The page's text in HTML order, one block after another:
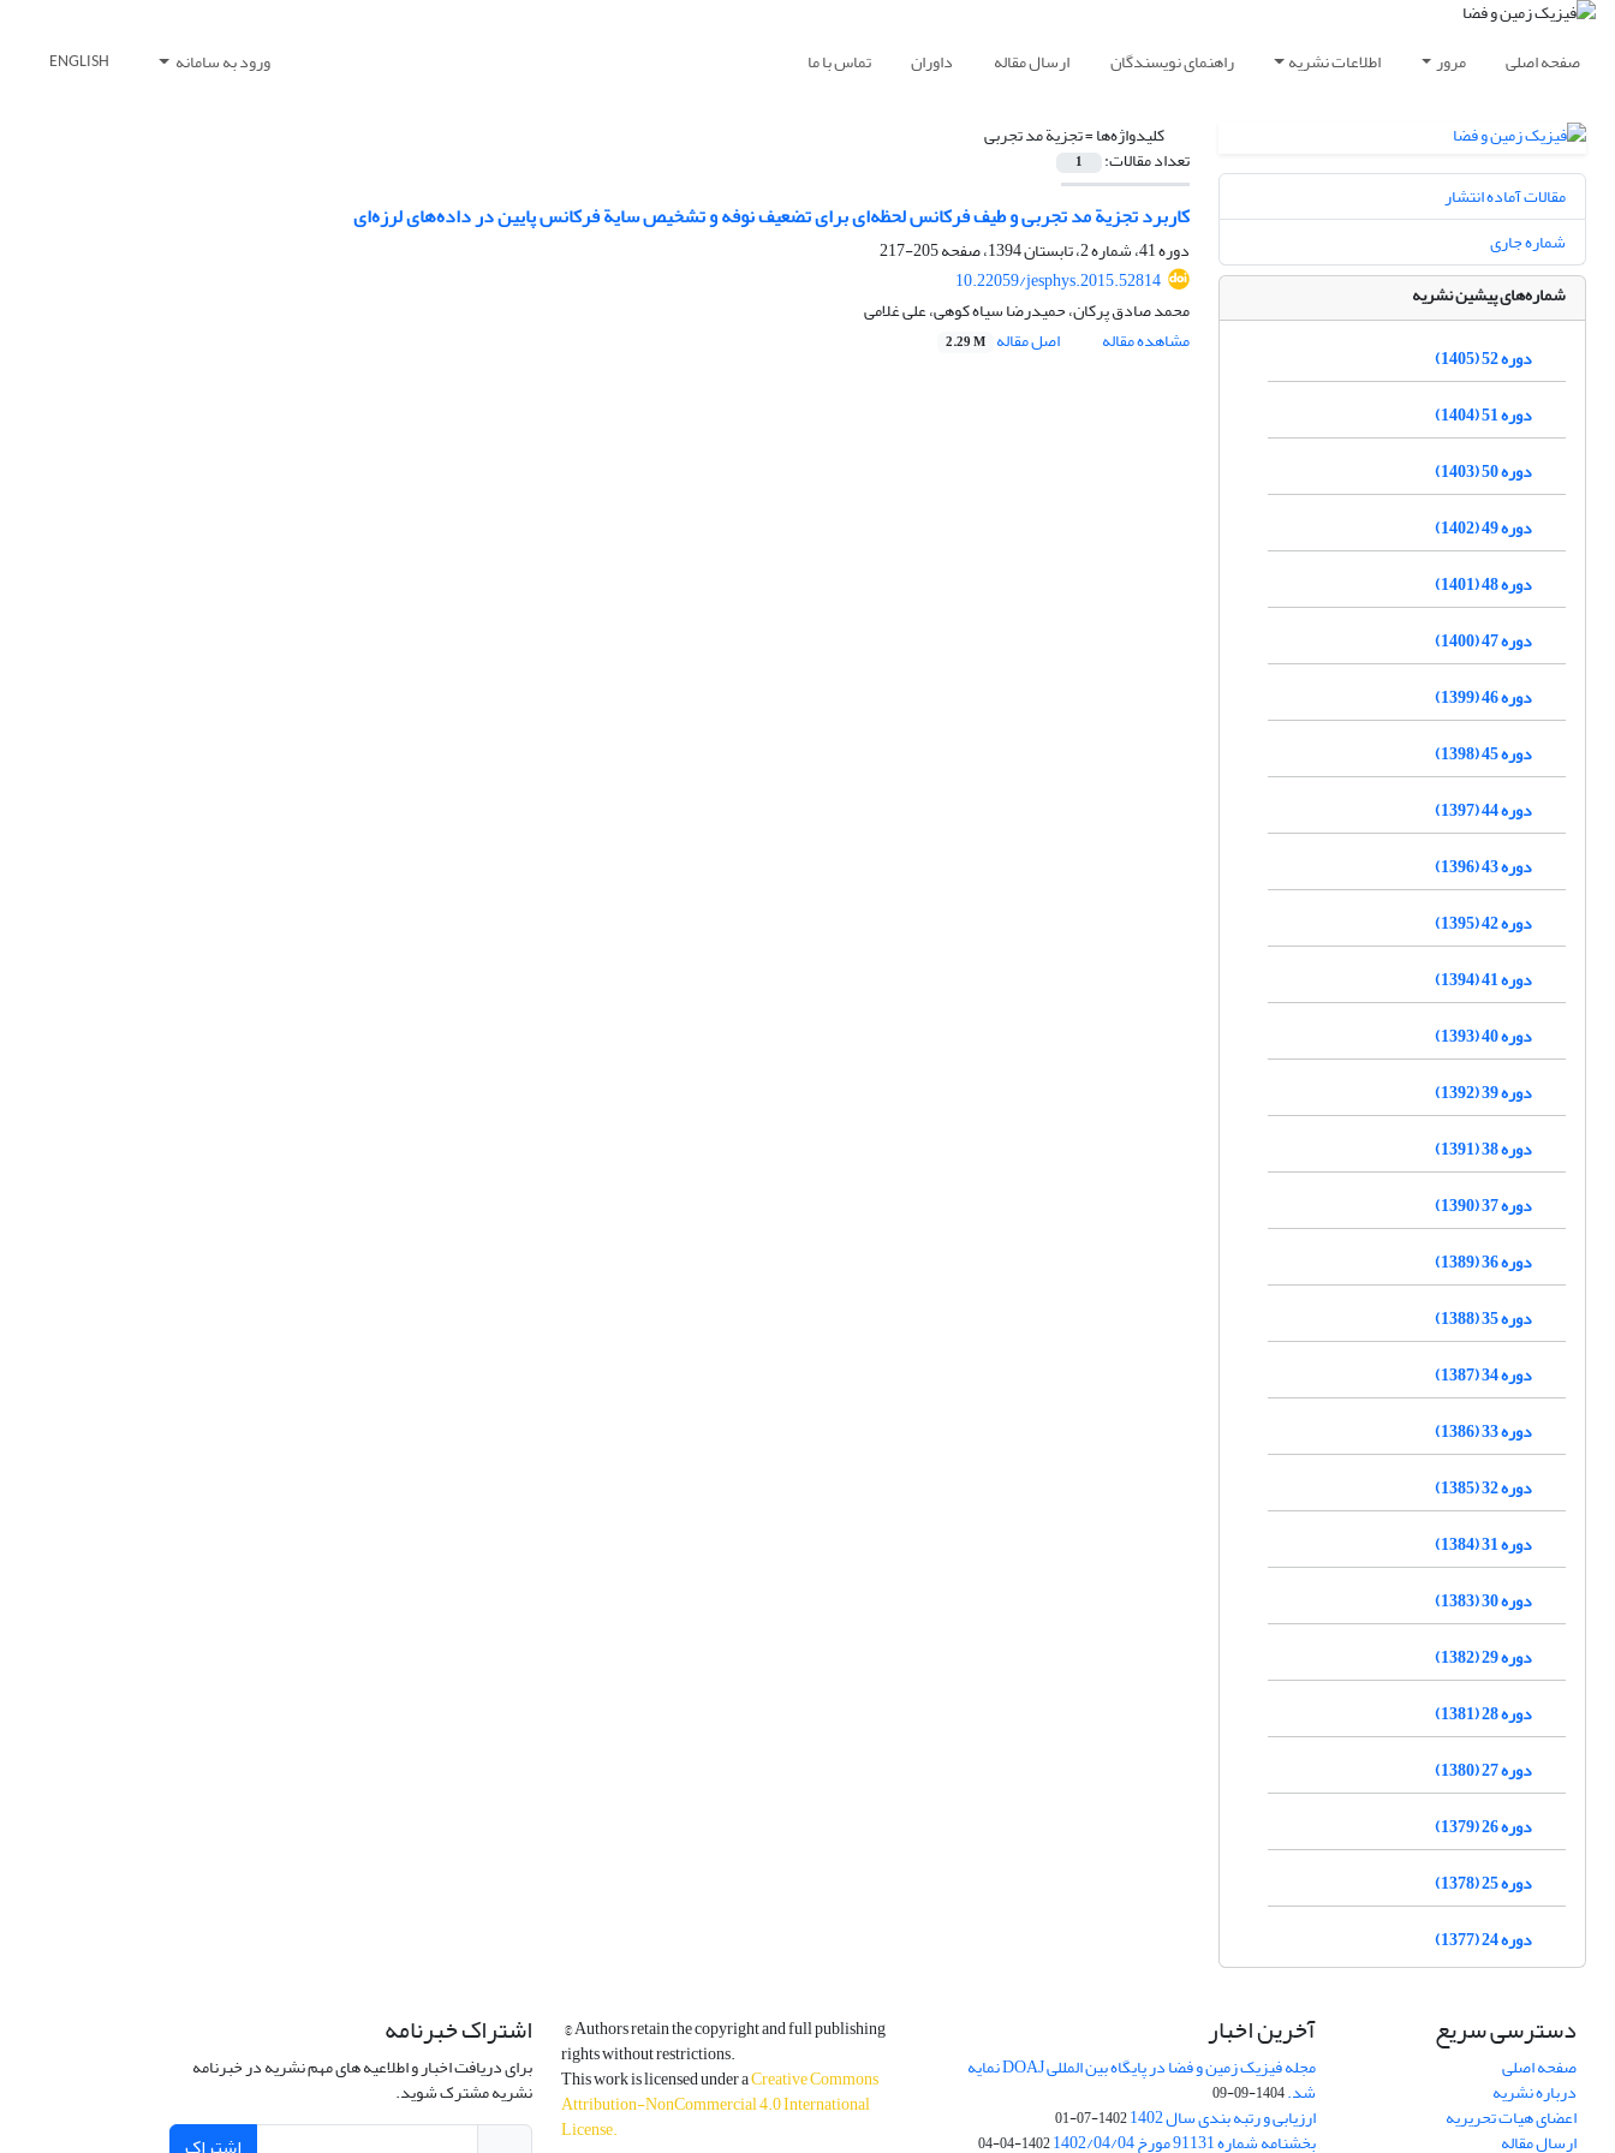
صفحه اصلی مرور اطلاعات نشریه راهنمای نویسندگان ارسال مقاله داوران تماس با ما ورود به سامانه ENGLISH
کلیدواژه‌ها =تجزیة مد تجربی
تعداد مقالات: 1
کاربرد تجزیة مد تجربی و طیف فرکانس لحظه‌ای برای تضعیف نوفه و تشخیص سایة فرکانس پایین در داده‌های لرزه‌ای
دوره 41، شماره 2، تابستان 1394، صفحه
205-217
10.22059/jesphys.2015.52814
محمد صادق پرکان، حمیدرضا سیاه کوهی، علی غلامی
مشاهده مقاله
اصل مقاله 2.29 M
مقالات آماده انتشار
شماره جاری
شماره‌های پیشین نشریه
دوره 52 (1405)
دوره 51 (1404)
دوره 50 (1403)
دوره 49 (1402)
دوره 48 (1401)
دوره 47 (1400)
دوره 46 (1399)
دوره 45 (1398)
دوره 44 (1397)
دوره 43 (1396)
دوره 42 (1395)
دوره 41 (1394)
دوره 40 (1393)
دوره 39 (1392)
دوره 38 (1391)
دوره 37 (1390)
دوره 36 (1389)
دوره 35 (1388)
دوره 34 (1387)
دوره 33 (1386)
دوره 32 (1385)
دوره 31 (1384)
دوره 30 (1383)
دوره 29 (1382)
دوره 28 (1381)
دوره 27 (1380)
دوره 26 (1379)
دوره 25 (1378)
دوره 24 (1377)
دسترسی سریع
صفحه اصلی
درباره نشریه
اعضای هیات تحریریه
ارسال مقاله
آخرین اخبار
مجله فیزیک زمین و فضا در پایگاه بین المللی DOAJ نمایه
شد.1404-09-09
ارزیابی و رتبه بندی سال 1402 1402-07-01
بخشنامه شماره 91131 مورخ 1402/04/04 1402-04-04
© Authors retain the copyright and full publishing
rights without restrictions.
This work is licensed under aCreative Commons
Attribution-NonCommercial 4.0 International
License.
اشتراک خبرنامه
برای دریافت اخبار و اطلاعیه های مهم نشریه در خبرنامه
نشریه مشترک شوید.